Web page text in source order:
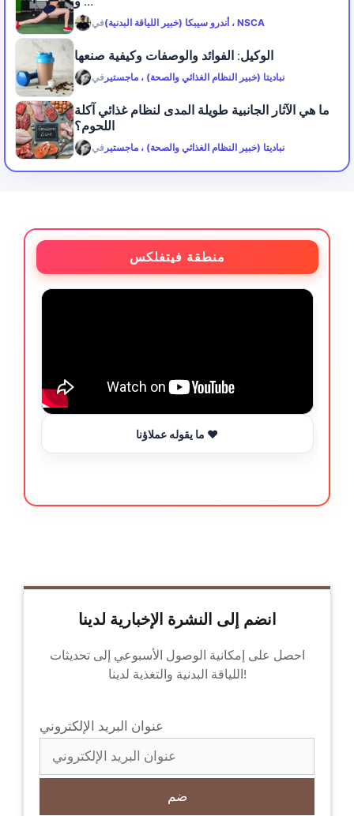
في أندرو سيبكا (خبير اللياقة البدنية) ، NSCA
الوكيل: الفوائد والوصفات وكيفية صنعها
في نباديتا (خبير النظام الغذائي والصحة) ، ماجستير
ما هي الآثار الجانبية طويلة المدى لنظام غذائي آكلة
اللحوم؟
في نباديتا (خبير النظام الغذائي والصحة) ، ماجستير
منطقة فيتفلكس
ما يقوله عملاؤنا ❤️
انضم إلى النشرة الإخبارية لدينا
احصل على إمكانية الوصول الأسبوعي إلى تحديثات
اللياقة البدنية والتغذية لدينا!
عنوان البريد الإلكتروني